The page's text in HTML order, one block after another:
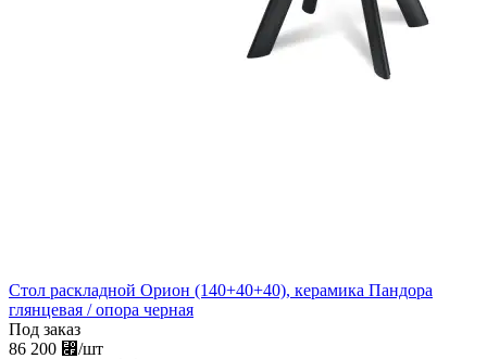
Стол раскладной Орион (140+40+40), керамика Пандора
глянцевая / опора черная
Под заказ
86 200 ⃏/шт